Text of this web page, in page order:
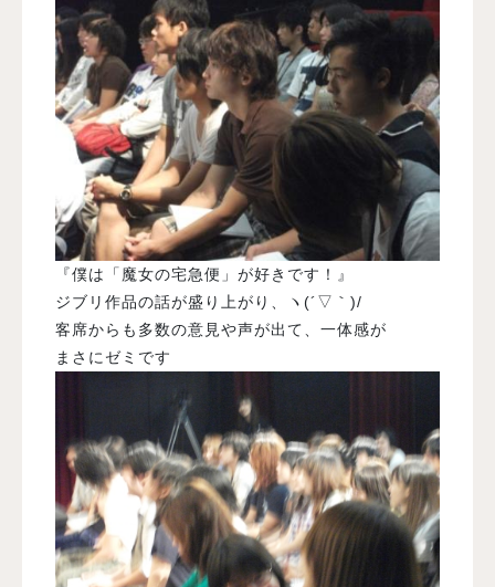
『僕は「魔女の宅急便」が好きです！』
ジブリ作品の話が盛り上がり、ヽ(´▽｀)/
客席からも多数の意見や声が出て、一体感が
まさにゼミです